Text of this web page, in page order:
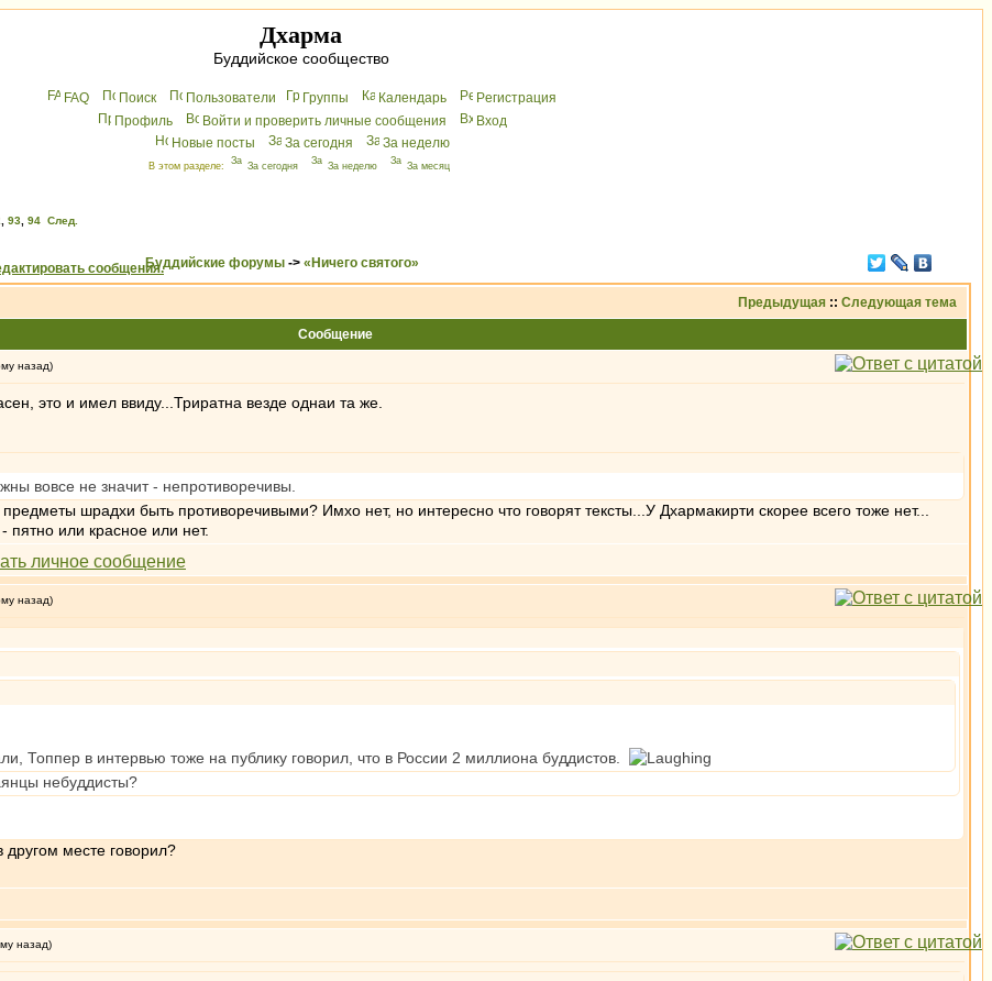
Дхарма
Буддийское сообщество
FAQ Поиск Пользователи Группы Календарь
Peгиcтрaция
Профиль
Войти и проверить личные сообщения
Вхoд
Новые посты
За сегодня За неделю
В этом разделе: За сегодня За неделю За месяц
93 94 След.
Буддийские форумы -> «Ничего святого»
Предыдущая :: Следующая тема
Сообщение
назад)
это и имел ввиду...Триратна везде однаи та же.
вовсе не значит - непротиворечивы.
шрадхи быть противоречивыми? Имхо нет, но интересно что говорят тексты...У Дхармакирти скорее всего тоже нет...
пятно или красное или нет.
назад)
Топпер в интервью тоже на публику говорил, что в России 2 миллиона буддистов.
небуддисты?
месте говорил?
назад)